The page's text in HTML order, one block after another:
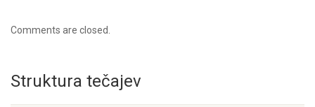
Comments are closed.
Struktura tečajev